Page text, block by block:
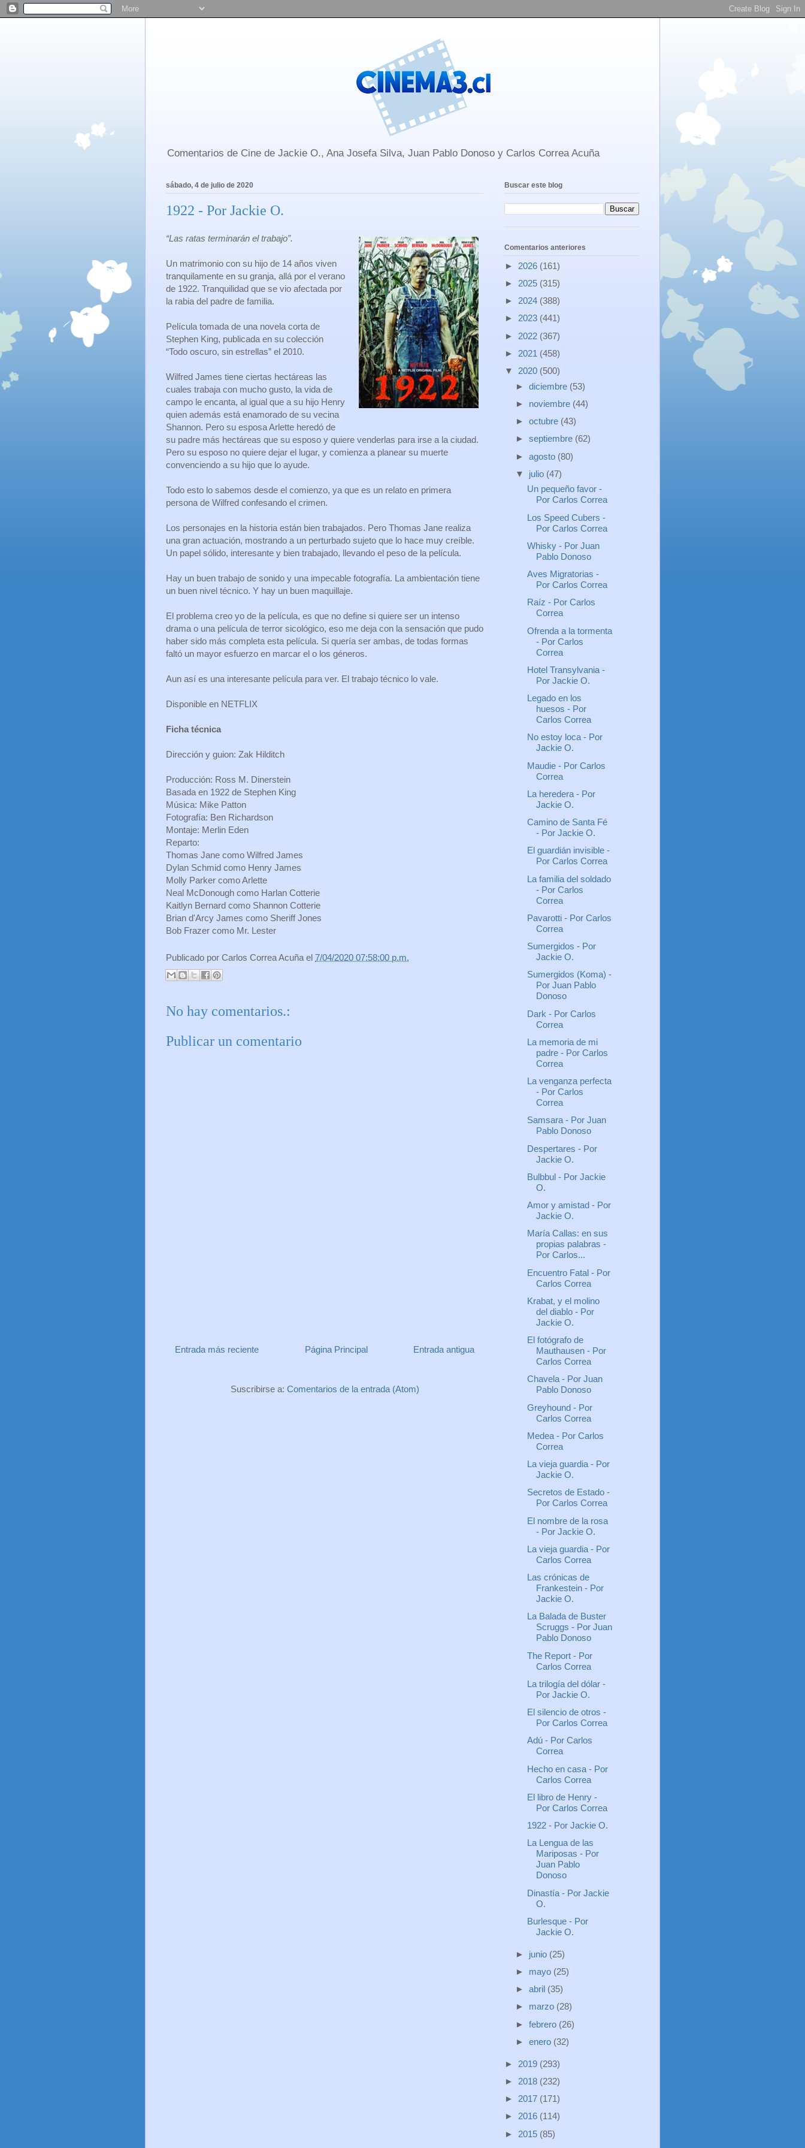
Comentarios de Cine de Jackie O., Ana Josefa Silva, Juan Pablo Donoso y Carlos Correa Acuña
sábado, 4 de julio de 2020
1922 - Por Jackie O.
“Las ratas terminarán el trabajo”.
Un matrimonio con su hijo de 14 años viven
tranquilamente en su granja, allá por el verano
de 1922. Tranquilidad que se vio afectada por
la rabia del padre de familia.
Película tomada de una novela corta de
Stephen King, publicada en su colección
“Todo oscuro, sin estrellas” el 2010.
Wilfred James tiene ciertas hectáreas las
cuales trabaja con mucho gusto, la vida de
campo le encanta, al igual que a su hijo Henry
quien además está enamorado de su vecina
Shannon. Pero su esposa Arlette heredó de
su padre más hectáreas que su esposo y quiere venderlas para irse a la ciudad.
Pero su esposo no quiere dejar el lugar, y comienza a planear su muerte
convenciendo a su hijo que lo ayude.
Todo esto lo sabemos desde el comienzo, ya que es un relato en primera
persona de Wilfred confesando el crimen.
Los personajes en la historia están bien trabajados. Pero Thomas Jane realiza
una gran actuación, mostrando a un perturbado sujeto que lo hace muy creíble.
Un papel sólido, interesante y bien trabajado, llevando el peso de la película.
Hay un buen trabajo de sonido y una impecable fotografía. La ambientación tiene
un buen nivel técnico. Y hay un buen maquillaje.
El problema creo yo de la película, es que no define si quiere ser un intenso
drama o una película de terror sicológico, eso me deja con la sensación que pudo
haber sido más completa esta película. Si quería ser ambas, de todas formas
faltó un mayor esfuerzo en marcar el o los géneros.
Aun así es una interesante película para ver. El trabajo técnico lo vale.
Disponible en NETFLIX
Ficha técnica
Dirección y guion: Zak Hilditch
Producción: Ross M. Dinerstein
Basada en 1922 de Stephen King
Música: Mike Patton
Fotografía: Ben Richardson
Montaje: Merlin Eden
Reparto:
Thomas Jane como Wilfred James
Dylan Schmid como Henry James
Molly Parker como Arlette
Neal McDonough como Harlan Cotterie
Kaitlyn Bernard como Shannon Cotterie
Brian d'Arcy James como Sheriff Jones
Bob Frazer como Mr. Lester
Publicado por Carlos Correa Acuña el 7/04/2020 07:58:00 p.m.
No hay comentarios.:
Publicar un comentario
Entrada más reciente Entrada antigua
Página Principal
Suscribirse a: Comentarios de la entrada (Atom)
Buscar este blog
Comentarios anteriores
► 2026 (161)
► 2025 (315)
► 2024 (388)
► 2023 (441)
► 2022 (367)
► 2021 (458)
▼ 2020 (500)
► diciembre (53)
► noviembre (44)
► octubre (43)
► septiembre (62)
► agosto (80)
▼ julio (47)
Un pequeño favor -
Por Carlos Correa
Los Speed Cubers -
Por Carlos Correa
Whisky - Por Juan
Pablo Donoso
Aves Migratorias -
Por Carlos Correa
Raíz - Por Carlos
Correa
Ofrenda a la tormenta
- Por Carlos
Correa
Hotel Transylvania -
Por Jackie O.
Legado en los
huesos - Por
Carlos Correa
No estoy loca - Por
Jackie O.
Maudie - Por Carlos
Correa
La heredera - Por
Jackie O.
Camino de Santa Fé
- Por Jackie O.
El guardián invisible -
Por Carlos Correa
La familia del soldado
- Por Carlos
Correa
Pavarotti - Por Carlos
Correa
Sumergidos - Por
Jackie O.
Sumergidos (Koma) -
Por Juan Pablo
Donoso
Dark - Por Carlos
Correa
La memoria de mi
padre - Por Carlos
Correa
La venganza perfecta
- Por Carlos
Correa
Samsara - Por Juan
Pablo Donoso
Despertares - Por
Jackie O.
Bulbbul - Por Jackie
O.
Amor y amistad - Por
Jackie O.
María Callas: en sus
propias palabras -
Por Carlos...
Encuentro Fatal - Por
Carlos Correa
Krabat, y el molino
del diablo - Por
Jackie O.
El fotógrafo de
Mauthausen - Por
Carlos Correa
Chavela - Por Juan
Pablo Donoso
Greyhound - Por
Carlos Correa
Medea - Por Carlos
Correa
La vieja guardia - Por
Jackie O.
Secretos de Estado -
Por Carlos Correa
El nombre de la rosa
- Por Jackie O.
La vieja guardia - Por
Carlos Correa
Las crónicas de
Frankestein - Por
Jackie O.
La Balada de Buster
Scruggs - Por Juan
Pablo Donoso
The Report - Por
Carlos Correa
La trilogía del dólar -
Por Jackie O.
El silencio de otros -
Por Carlos Correa
Adú - Por Carlos
Correa
Hecho en casa - Por
Carlos Correa
El libro de Henry -
Por Carlos Correa
1922 - Por Jackie O.
La Lengua de las
Mariposas - Por
Juan Pablo
Donoso
Dinastía - Por Jackie
O.
Burlesque - Por
Jackie O.
► junio (25)
► mayo (25)
► abril (35)
► marzo (28)
► febrero (26)
► enero (32)
► 2019 (293)
► 2018 (232)
► 2017 (171)
► 2016 (114)
► 2015 (85)